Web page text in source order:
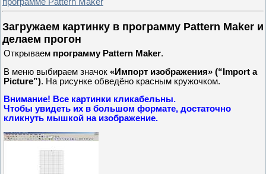
Загружаем картинку в программу Pattern Maker и
делаем прогон
Открываем программу Pattern Maker.
В меню выбираем значок «Импорт изображения» (“Import a
Picture”). На рисунке обведёно красным кружочком.
Внимание! Все картинки кликабельны.
Чтобы увидеть их в большом формате, достаточно
кликнуть мышкой на изображение.